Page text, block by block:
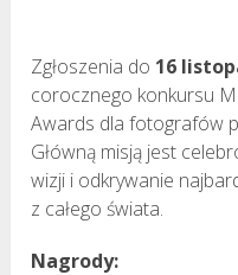
Zgłoszenia do 16
corocznego konkursu
Awards dla fotografów
Główną misją jest
wizji i odkrywanie
z całego świata.
Nagrody: